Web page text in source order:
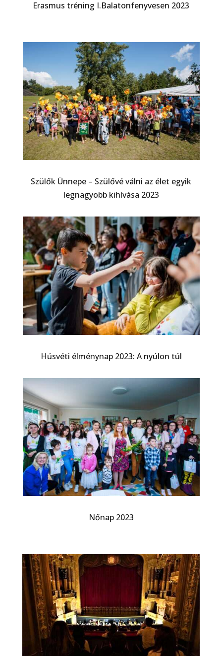
Erasmus tréning I.Balatonfenyvesen 2023
Szülők Ünnepe – Szülővé válni az élet egyik
legnagyobb kihívása 2023
Húsvéti élménynap 2023: A nyúlon túl
Nőnap 2023